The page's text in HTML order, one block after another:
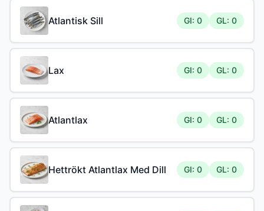
Atlantisk Sill GI: 0 GL: 0
Lax GI: 0 GL: 0
Atlantlax GI: 0 GL: 0
Hettrökt Atlantlax Med Dill GI: 0 GL: 0